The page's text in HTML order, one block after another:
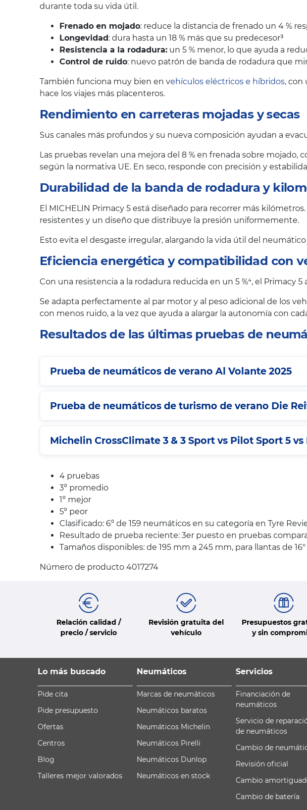
durante toda su vida útil.
Frenado en mojado: reduce la distancia de frenado un 4 %
Longevidad : dura hasta un 18 % más que su predecesor³
Resistencia a la rodadura: un 5 % menor, lo que ayuda a
Control de ruido: nuevo patrón de banda de rodadura que
También funciona muy bien en vehículos eléctricos e híbridos, con
hace los viajes más placenteros.
Rendimiento en carreteras mojadas y secas
Sus canales más profundos y su nueva composición ayudan a
Las pruebas revelan una mejora del 8 % en frenada sobre mojado,
según la normativa UE. En seco, responde con precisión y
Durabilidad de la banda de rodadura y
El MICHELIN Primacy 5 está diseñado para recorrer más
resistentes y un diseño que distribuye la presión uniformemente.
Esto evita el desgaste irregular, alargando la vida útil del
Eficiencia energética y compatibilidad con
Con una resistencia a la rodadura reducida en un 5 %⁴, el Primacy
Se adapta perfectamente al par motor y al peso adicional de los
con menos ruido, a la vez que ayuda a alargar la autonomía con
Resultados de las últimas pruebas de
Prueba de neumáticos de verano Al Volante 2025
Prueba de neumáticos de turismo de verano Die
Michelin CrossClimate 3 & 3 Sport vs Pilot Sport 5 vs
4 pruebas
3º promedio
1º mejor
5º peor
Clasificado: 6º de 159 neumáticos en su categoría en Tyre
Resultado de prueba reciente: 3er puesto en pruebas
Tamaños disponibles: de 195 mm a 245 mm, para llantas de 16"
Número de producto 4017274
Relación calidad /
precio / servicio
Revisión gratuita del
vehículo
Presupuestos
y sin
Lo más buscado
Pide cita
Pide presupuesto
Ofertas
Centros
Blog
Talleres mejor valorados
Neumáticos
Marcas de neumáticos
Neumáticos baratos
Neumáticos Michelin
Neumáticos Pirelli
Neumáticos Dunlop
Neumáticos en stock
Servicios
Financiación de
neumáticos
Servicio de
de neumáticos
Cambio de
Revisión oficial
Cambio
Cambio de batería